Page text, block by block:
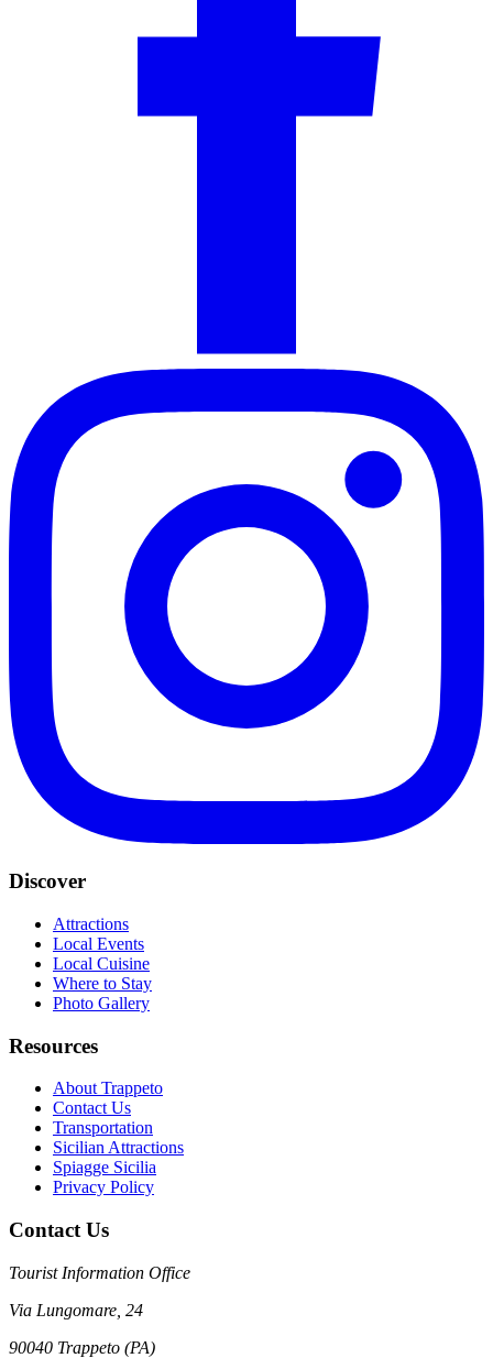
Discover
Attractions
Local Events
Local Cuisine
Where to Stay
Photo Gallery
Resources
About Trappeto
Contact Us
Transportation
Sicilian Attractions
Spiagge Sicilia
Privacy Policy
Contact Us
Tourist Information Office
Via Lungomare, 24
90040 Trappeto (PA)